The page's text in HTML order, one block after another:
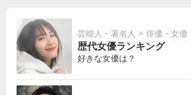
芸能人・著名人 > 俳優・女優
歴代女優ランキング
好きな女優は？